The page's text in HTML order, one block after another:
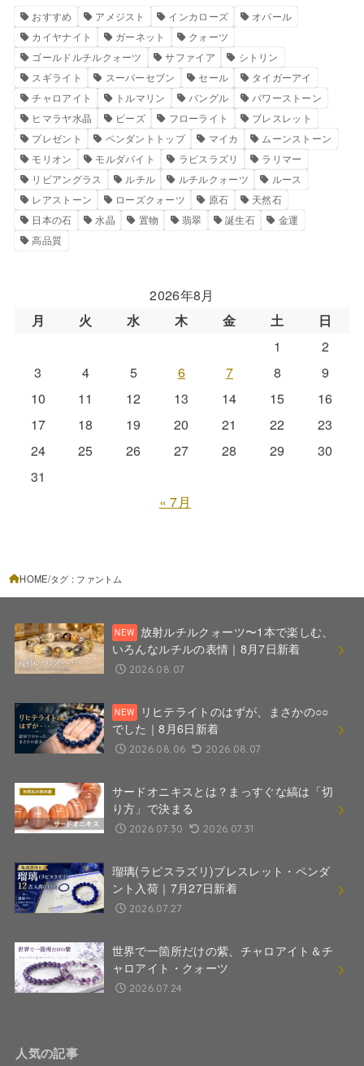
おすすめ アメジスト インカローズ
オパール
カイヤナイト
ガーネット
クォーツ
ゴールドルチルクォーツ
サファイア
シトリン
スギライト
スーパーセブン セール
タイガーアイ
チャロアイト
トルマリン バングル
パワーストーン
ヒマラヤ水晶
ビーズ フローライト
ブレスレット
プレゼント
ペンダントトップ マイカ
ムーンストーン
モリオン
モルダバイト ラピスラズリ
ラリマー
リビアングラス
ルチル ルチルクォーツ
ルース
レアストーン
ローズクォーツ 原石
天然石
日本の石
水晶 置物 翡翠 誕生石
金運
高品質
2026年8月
月
火 水 木 金 土
日
1
2
3
4 5 6 7 8
9
10
11 12 13 14 15
16
17
18 19 20 21 22
23
24
25 26 27 28 29
30
31
« 7月
HOME タグ : ファントム
放射ルチルクォーツ〜1本で楽しむ、
いろんなルチルの表情｜8月7日新着
2026.08.07
リヒテライトのはずが、まさかの○○
でした｜8月6日新着
2026.08.06 2026.08.07
サードオニキスとは？まっすぐな縞は「切
り方」で決まる
2026.07.30 2026.07.31
瑠璃(ラピスラズリ)ブレスレット・ペンダ
ント入荷｜7月27日新着
2026.07.27
世界で一箇所だけの紫、チャロアイト＆チ
ャロアイト・クォーツ
2026.07.24
人気の記事